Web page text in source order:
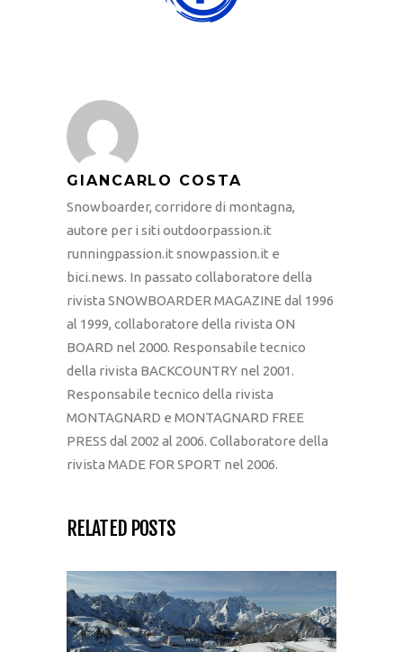
GIANCARLO COSTA
Snowboarder, corridore di montagna,
autore per i siti outdoorpassion.it
runningpassion.it snowpassion.it e
bici.news. In passato collaboratore della
rivista SNOWBOARDER MAGAZINE dal 1996
al 1999, collaboratore della rivista ON
BOARD nel 2000. Responsabile tecnico
della rivista BACKCOUNTRY nel 2001.
Responsabile tecnico della rivista
MONTAGNARD e MONTAGNARD FREE
PRESS dal 2002 al 2006. Collaboratore della
rivista MADE FOR SPORT nel 2006.
RELATED POSTS